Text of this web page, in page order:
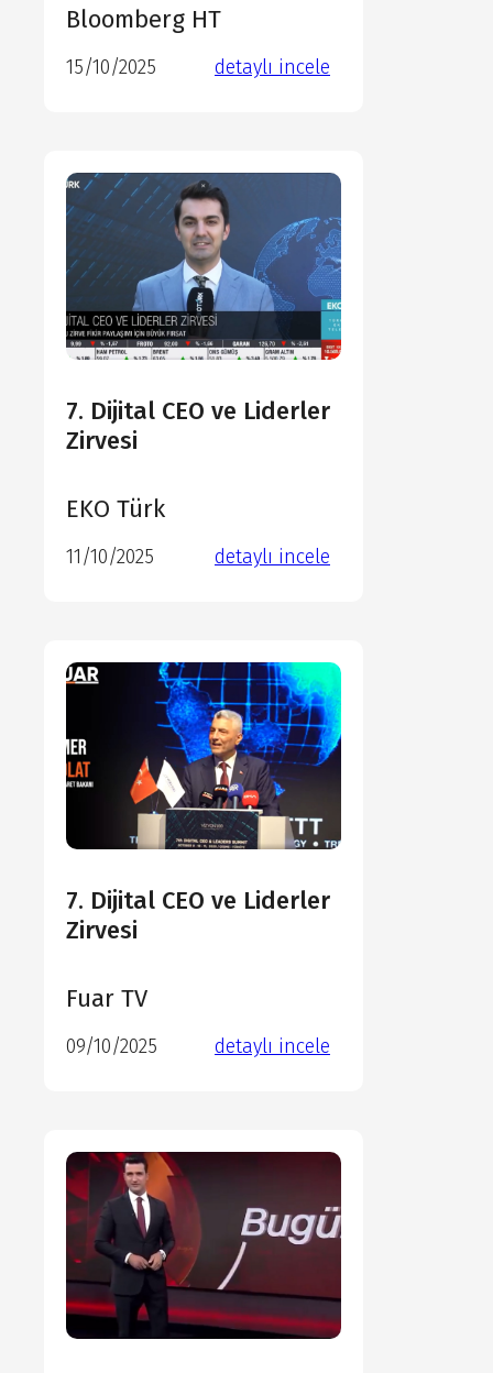
Bloomberg HT
15/10/2025 detaylı incele
7. Dijital CEO ve Liderler
Zirvesi
EKO Türk
11/10/2025 detaylı incele
7. Dijital CEO ve Liderler
Zirvesi
Fuar TV
09/10/2025 detaylı incele
detaylı incele
detaylı incele
detaylı incele
detaylı incele
detaylı incele
detaylı incele
detaylı incele